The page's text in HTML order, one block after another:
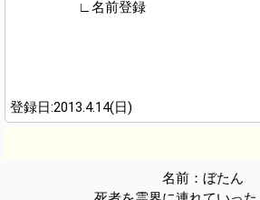
∟名前登録
登録日:2013.4.14(日)
名前：ぼたん